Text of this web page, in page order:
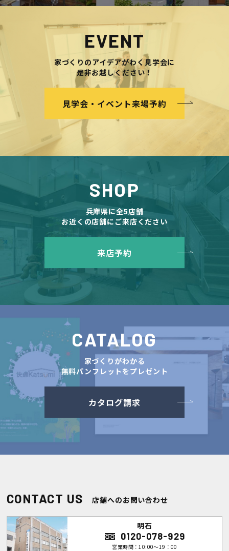
EVENT
家づくりのアイデアがわく見学会に
是非お越しください！
見学会・イベント来場予約
SHOP
兵庫県に全5店舗
お近くの店舗にご来店ください
来店予約
CATALOG
家づくりがわかる
無料パンフレットをプレゼント
カタログ請求
CONTACT US 店舗へのお問い合わせ
明石
0120-078-929
営業時間：10:00～19：00